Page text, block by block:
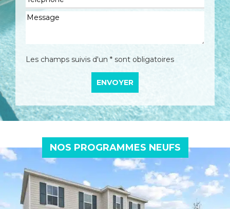
Les champs suivis d'un * sont obligatoires
NOS PROGRAMMES NEUFS